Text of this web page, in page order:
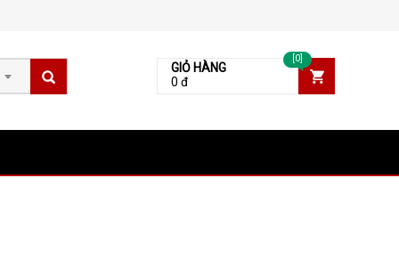
GIỎ HÀNG
0 đ
[0]